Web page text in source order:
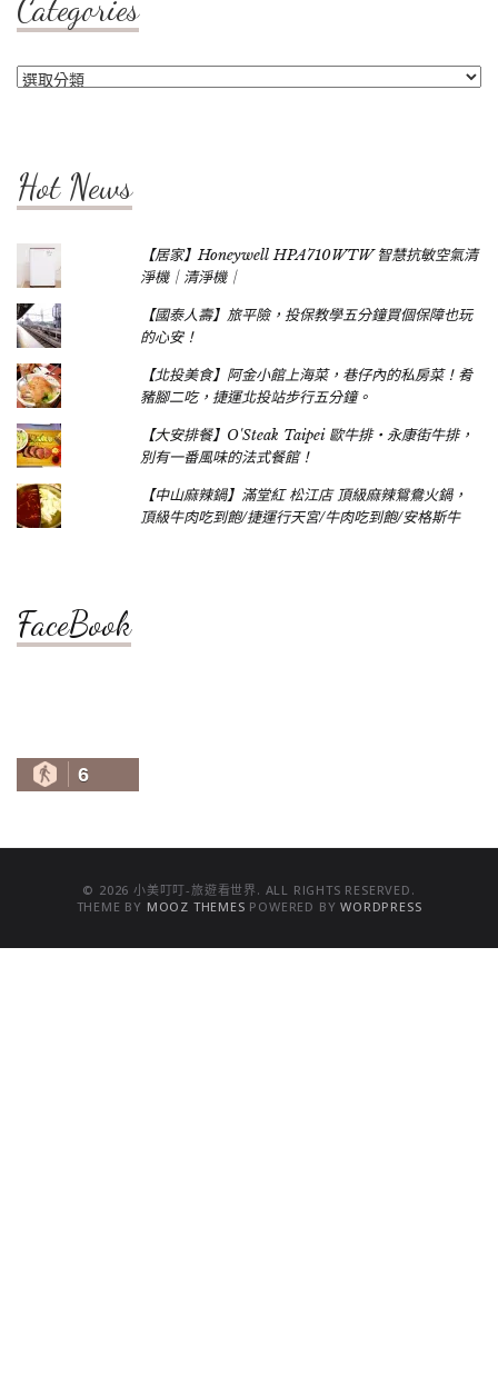
Categories
Categories
Hot News
【居家】Honeywell HPA710WTW 智慧抗敏空氣清
淨機｜清淨機｜
【國泰人壽】旅平險，投保教學五分鐘買個保障也玩
的心安！
【北投美食】阿金小館上海菜，巷仔內的私房菜！肴
豬腳二吃，捷運北投站步行五分鐘。
【大安排餐】O'Steak Taipei 歐牛排‧永康街牛排，
別有一番風味的法式餐館！
【中山麻辣鍋】滿堂紅 松江店 頂級麻辣鴛鴦火鍋，
頂級牛肉吃到飽/捷運行天宮/牛肉吃到飽/安格斯牛
FaceBook
6
© 2026 小美叮叮-旅遊看世界. ALL RIGHTS RESERVED.
THEME BY MOOZ THEMES POWERED BYWORDPRESS